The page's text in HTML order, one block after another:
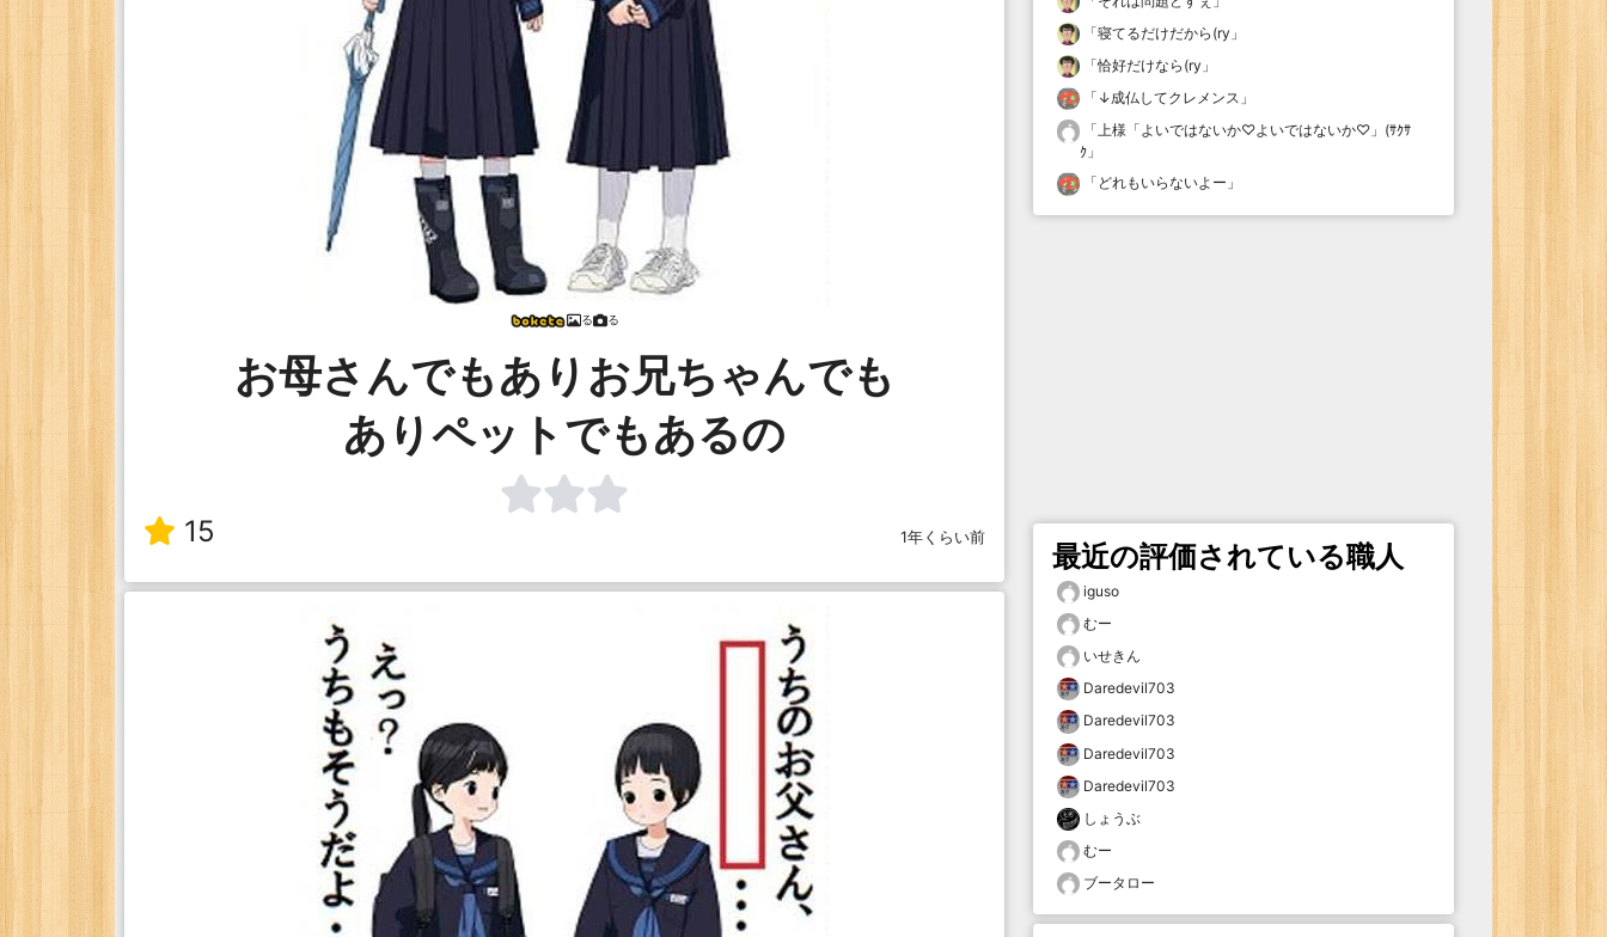
る る
お母さんでもありお兄ちゃんでも
ありペットでもあるの
15 1年くらい前
「寝てるだけだから(ry 」
「恰好だけなら(ry 」
「 ↓成仏してクレメンス 」
「上様「よいではないか♡よいではないか♡」(ｻｸｻ
ｸ 」
「 どれもいらないよー 」
最近の評価されている職人
iguso
むー
いせきん
Daredevil703
Daredevil703
Daredevil703
Daredevil703
しょうぶ
むー
ブータロー